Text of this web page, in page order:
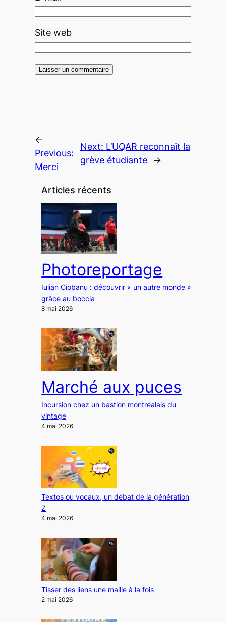
Site web
←
Previous:
Merci
Next: L’UQAR reconnaît la
grève étudiante
→
Articles récents
Photoreportage
Iulian Ciobanu : découvrir « un autre monde »
grâce au boccia
8 mai 2026
Marché aux puces
Incursion chez un bastion montréalais du
vintage
4 mai 2026
Textos ou vocaux, un débat de la génération
Z
4 mai 2026
Tisser des liens une maille à la fois
2 mai 2026